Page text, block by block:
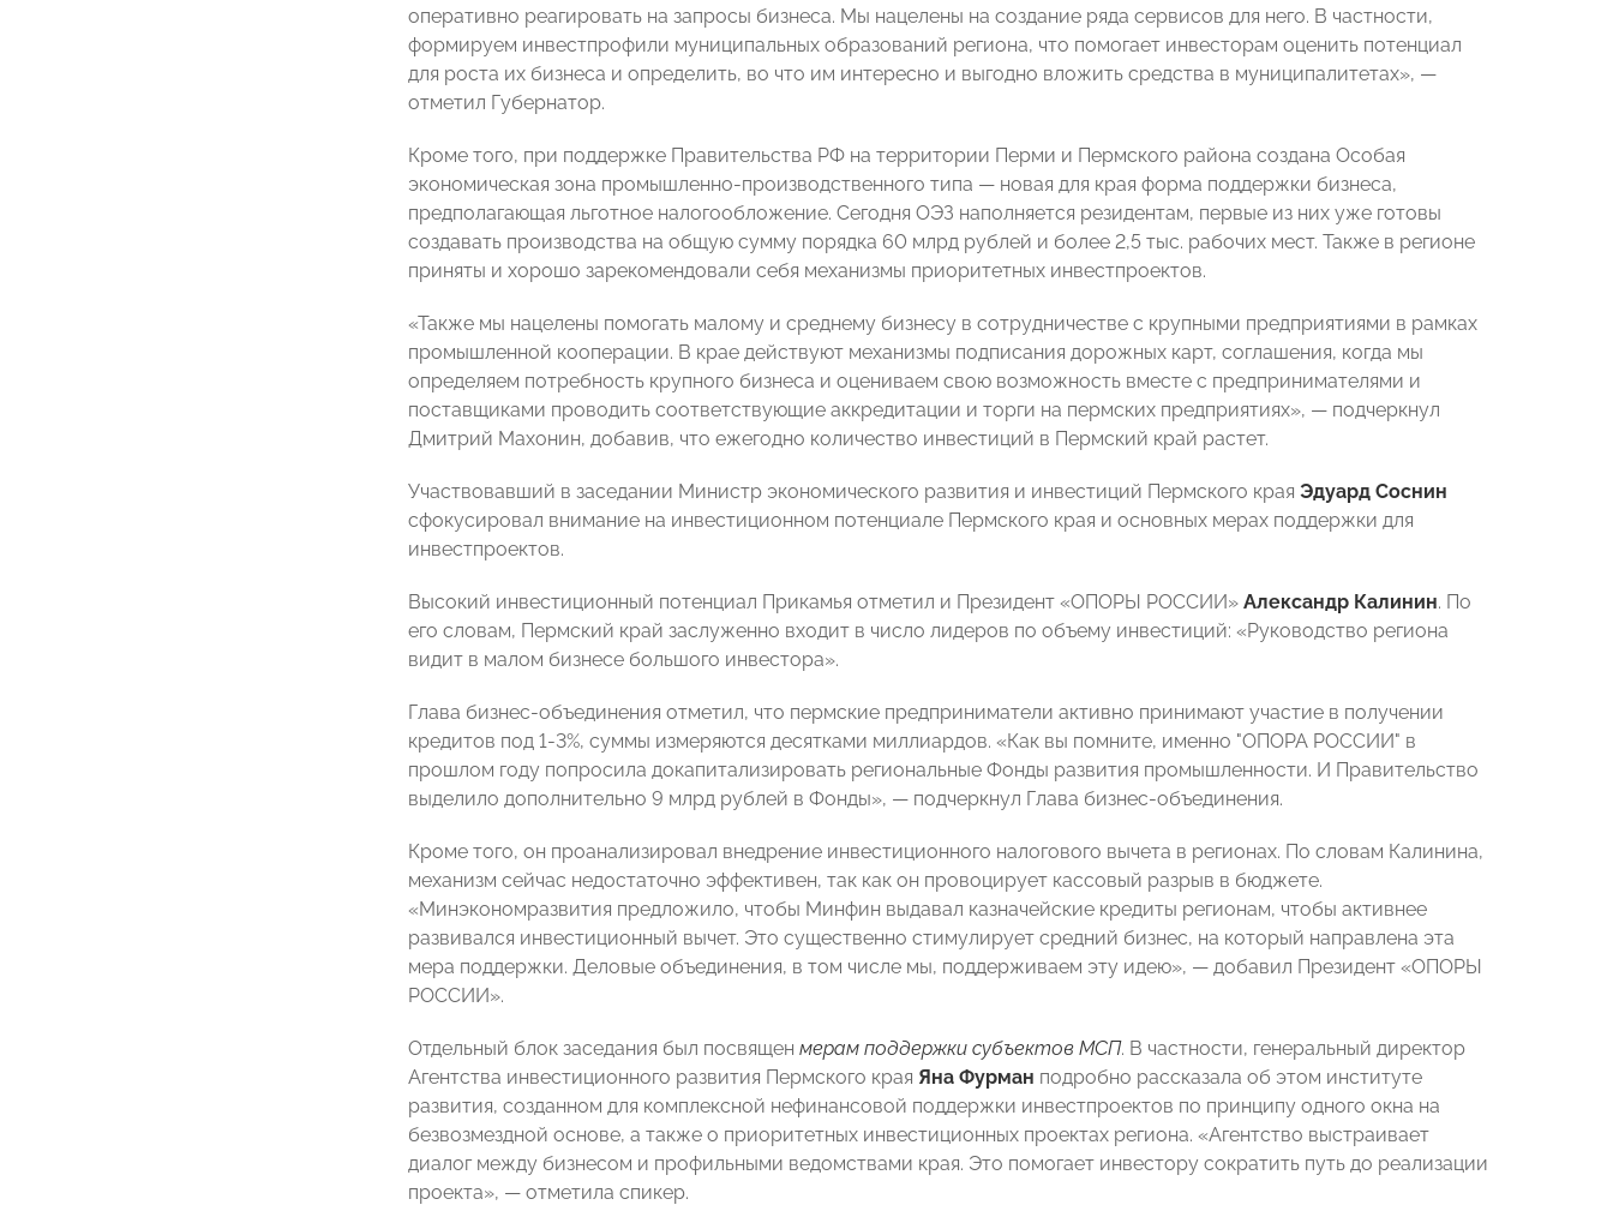
оперативно реагировать на запросы бизнеса. Мы нацелены на создание ряда сервисов для него. В частности,
формируем инвестпрофили муниципальных образований региона, что помогает инвесторам оценить потенциал
для роста их бизнеса и определить, во что им интересно и выгодно вложить средства в муниципалитетах», —
отметил Губернатор.
Кроме того, при поддержке Правительства РФ на территории Перми и Пермского района создана Особая
экономическая зона промышленно-производственного типа — новая для края форма поддержки бизнеса,
предполагающая льготное налогообложение. Сегодня ОЭЗ наполняется резидентам, первые из них уже готовы
создавать производства на общую сумму порядка 60 млрд рублей и более 2,5 тыс. рабочих мест. Также в регионе
приняты и хорошо зарекомендовали себя механизмы приоритетных инвестпроектов.
«Также мы нацелены помогать малому и среднему бизнесу в сотрудничестве с крупными предприятиями в рамках
промышленной кооперации. В крае действуют механизмы подписания дорожных карт, соглашения, когда мы
определяем потребность крупного бизнеса и оцениваем свою возможность вместе с предпринимателями и
поставщиками проводить соответствующие аккредитации и торги на пермских предприятиях», — подчеркнул
Дмитрий Махонин, добавив, что ежегодно количество инвестиций в Пермский край растет.
Участвовавший в заседании Министр экономического развития и инвестиций Пермского края Эдуард Соснин
сфокусировал внимание на инвестиционном потенциале Пермского края и основных мерах поддержки для
инвестпроектов.
Высокий инвестиционный потенциал Прикамья отметил и Президент «ОПОРЫ РОССИИ» Александр Калинин. По
его словам, Пермский край заслуженно входит в число лидеров по объему инвестиций: «Руководство региона
видит в малом бизнесе большого инвестора».
Глава бизнес-объединения отметил, что пермские предприниматели активно принимают участие в получении
кредитов под 1-3%, суммы измеряются десятками миллиардов. «Как вы помните, именно "ОПОРА РОССИИ" в
прошлом году попросила докапитализировать региональные Фонды развития промышленности. И Правительство
выделило дополнительно 9 млрд рублей в Фонды», — подчеркнул Глава бизнес-объединения.
Кроме того, он проанализировал внедрение инвестиционного налогового вычета в регионах. По словам Калинина,
механизм сейчас недостаточно эффективен, так как он провоцирует кассовый разрыв в бюджете.
«Минэкономразвития предложило, чтобы Минфин выдавал казначейские кредиты регионам, чтобы активнее
развивался инвестиционный вычет. Это существенно стимулирует средний бизнес, на который направлена эта
мера поддержки. Деловые объединения, в том числе мы, поддерживаем эту идею», — добавил Президент «ОПОРЫ
РОССИИ».
Отдельный блок заседания был посвящен мерам поддержки субъектов МСП. В частности, генеральный директор
Агентства инвестиционного развития Пермского края Яна Фурман подробно рассказала об этом институте
развития, созданном для комплексной нефинансовой поддержки инвестпроектов по принципу одного окна на
безвозмездной основе, а также о приоритетных инвестиционных проектах региона. «Агентство выстраивает
диалог между бизнесом и профильными ведомствами края. Это помогает инвестору сократить путь до реализации
проекта», — отметила спикер.